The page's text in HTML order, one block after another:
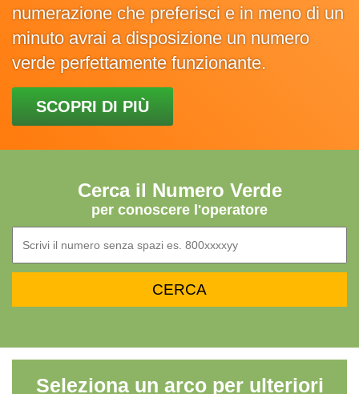
numerazione che preferisci e in meno di un
minuto avrai a disposizione un numero
verde perfettamente funzionante.
SCOPRI DI PIÙ
Cerca il Numero Verde
per conoscere l'operatore
Seleziona un arco per ulteriori